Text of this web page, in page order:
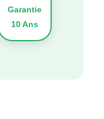
Garantie
10 Ans